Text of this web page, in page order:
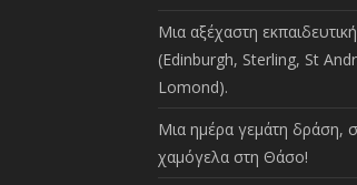
Μια αξέχαστη
(Edinburgh, Sterling, St
Lomond).
Μια ημέρα γεμάτη δράση,
χαμόγελα στη Θάσο!